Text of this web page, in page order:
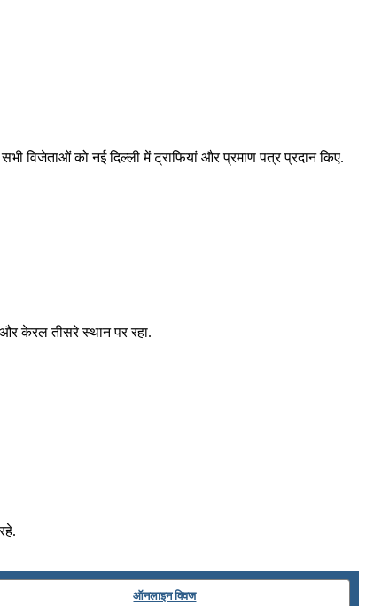
विजेताओं को नई दिल्ली में ट्राफियां और प्रमाण पत्र प्रदान किए.
केरल तीसरे स्थान पर रहा.
ऑनलाइन क्विज